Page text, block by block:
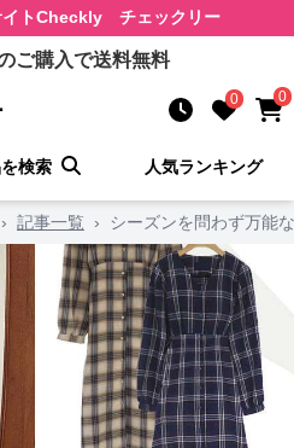
トCheckly チェックリー
ご購入で送料無料
0 0
検索 人気ランキング
› 記事一覧 › シーズンを問わず万能